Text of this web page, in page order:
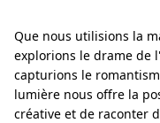
Que nous utilisions la
explorions le drame de
capturions le
lumière nous offre la
créative et de raconter